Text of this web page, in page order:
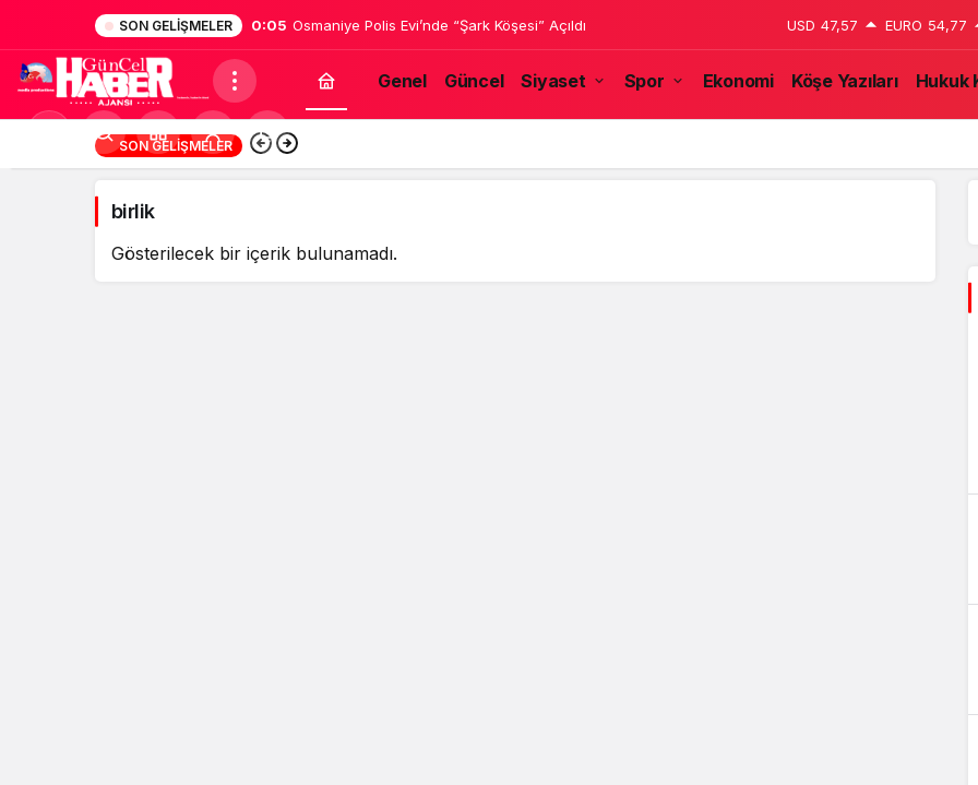
SON GELIŞMELER 0:05 Osmaniye Polis Evi’nde “Şark Köşesi” Açıldı USD 47,57 EURO 54,77
birlik
Haberleri
Genel Güncel Siyaset Spor Ekonomi Köşe Yazıları Hukuk
değiştir
SON GELIŞMELER
birlik
Gösterilecek bir içerik bulunamadı.